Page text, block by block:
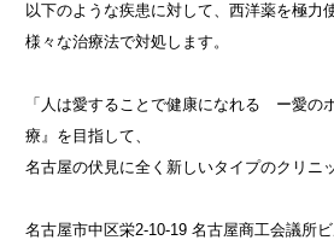
以下のような疾患に対して、西洋薬を極力
様々な治療法で対処します。
「人は愛することで健康になれる ー愛の
療』を目指して、
名古屋の伏見に全く新しいタイプのクリニ
名古屋市中区栄2-10-19 名古屋商工会議所